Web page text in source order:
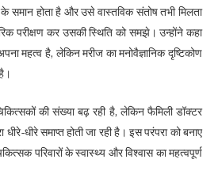
समान होता है और उसे वास्तविक संतोष तभी मिलता
परीक्षण कर उसकी स्थिति को समझे। उन्होंने कहा
महत्व है, लेकिन मरीज का मनोवैज्ञानिक दृष्टिकोण
की संख्या बढ़ रही है, लेकिन फैमिली डॉक्टर
धीरे समाप्त होती जा रही है। इस परंपरा को बनाए
परिवारों के स्वास्थ्य और विश्वास का महत्वपूर्ण